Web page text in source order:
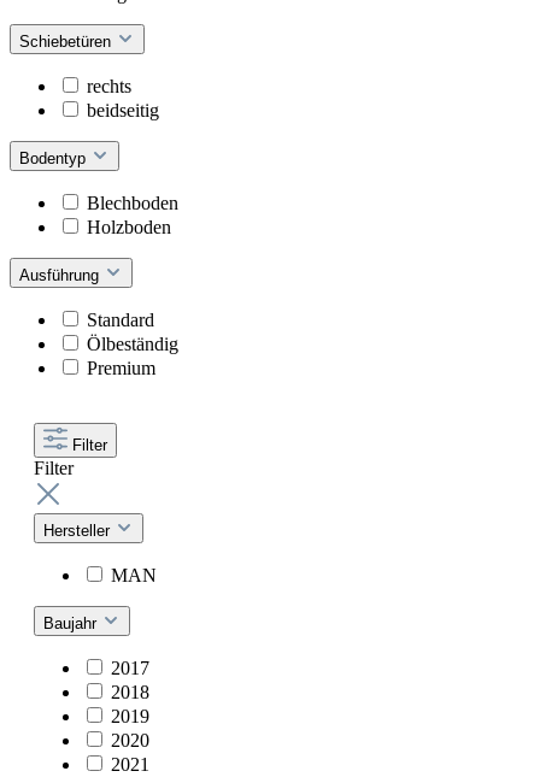
Schiebetüren
rechts
beidseitig
Bodentyp
Blechboden
Holzboden
Ausführung
Standard
Ölbeständig
Premium
Filter
Filter
Hersteller
MAN
Baujahr
2017
2018
2019
2020
2021